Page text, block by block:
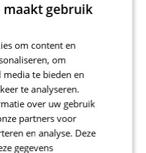
maakt gebruik
om content en
om
te bieden en
te analyseren.
over uw gebruik
partners voor
en analyse. Deze
gegevens